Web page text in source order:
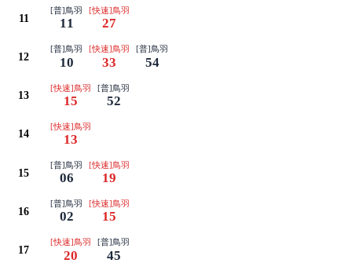
11
[普]鳥羽
11
[快速]鳥羽
27
12
[普]鳥羽
10
[快速]鳥羽
33
[普]鳥羽
54
13
[快速]鳥羽
15
[普]鳥羽
52
14
[快速]鳥羽
13
15
[普]鳥羽
06
[快速]鳥羽
19
16
[普]鳥羽
02
[快速]鳥羽
15
17
[快速]鳥羽
20
[普]鳥羽
45